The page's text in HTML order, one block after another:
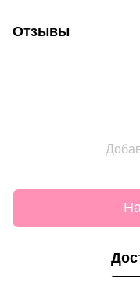
Отзывы